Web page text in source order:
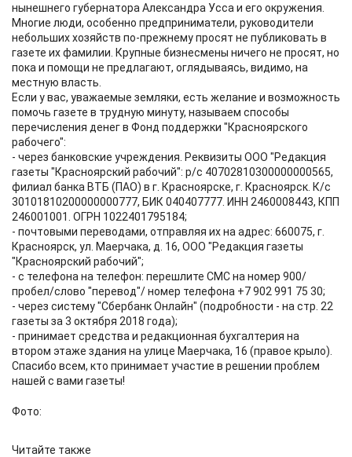
нынешнего губернатора Александра Усса и его окружения.
Многие люди, особенно предприниматели, руководители
небольших хозяйств по-прежнему просят не публиковать в
газете их фамилии. Крупные бизнесмены ничего не просят, но
пока и помощи не предлагают, оглядываясь, видимо, на
местную власть.
Если у вас, уважаемые земляки, есть желание и возможность
помочь газете в трудную минуту, называем способы
перечисления денег в Фонд поддержки "Красноярского
рабочего":
- через банковские учреждения. Реквизиты ООО "Редакция
газеты "Красноярский рабочий": р/с 40702810300000000565,
филиал банка ВТБ (ПАО) в г. Красноярске, г. Красноярск. К/с
30101810200000000777, БИК 040407777. ИНН 2460008443, КПП
246001001. ОГРН 1022401795184;
- почтовыми переводами, отправляя их на адрес: 660075, г.
Красноярск, ул. Маерчака, д. 16, ООО "Редакция газеты
"Красноярский рабочий";
- с телефона на телефон: перешлите СМС на номер 900/
пробел/слово "перевод"/ номер телефона +7 902 991 75 30;
- через систему "Сбербанк Онлайн" (подробности - на стр. 22
газеты за 3 октября 2018 года);
- принимает средства и редакционная бухгалтерия на
втором этаже здания на улице Маерчака, 16 (правое крыло).
Спасибо всем, кто принимает участие в решении проблем
нашей с вами газеты!
Фото:
Читайте также